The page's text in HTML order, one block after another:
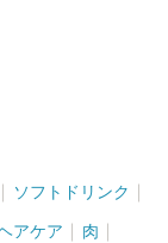
ソフトドリンク
アケア 肉